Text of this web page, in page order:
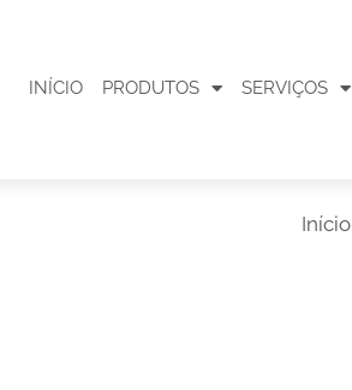
INÍCIO PRODUTOS SERVIÇOS
Início